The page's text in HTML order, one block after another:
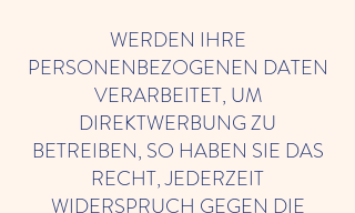
WERDEN IHRE
PERSONENBEZOGENEN DATEN
VERARBEITET, UM
DIREKTWERBUNG ZU
BETREIBEN, SO HABEN SIE DAS
RECHT, JEDERZEIT
WIDERSPRUCH GEGEN DIE